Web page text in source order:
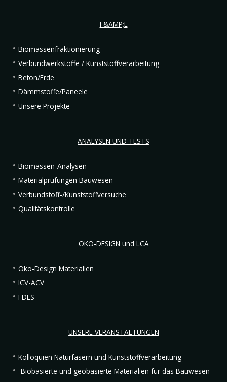
F&AMP;E
Biomassenfraktionierung
Verbundwerkstoffe / Kunststoffverarbeitung
Beton/Erde
Dämmstoffe/Paneele
Unsere Projekte
ANALYSEN UND TESTS
Biomassen-Analysen
Materialprüfungen Bauwesen
Verbundstoff-/Kunststoffversuche
Qualitätskontrolle
ÖKO-DESIGN und LCA
Öko-Design Materialien
ICV-ACV
FDES
UNSERE VERANSTALTUNGEN
Kolloquien Naturfasern und Kunststoffverarbeitung
Biobasierte und geobasierte Materialien für das Bauwesen